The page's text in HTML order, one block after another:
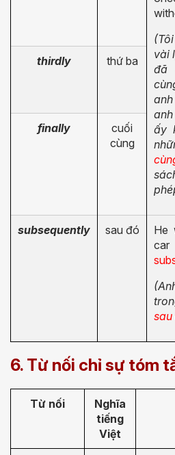
vài
đã
ấy
thirdly thứ ba
finally
cuối
cùng
subsequently sau đó
He
sau
6. Từ nối chỉ sự tóm
Từ nối
Nghĩa
tiếng
Việt